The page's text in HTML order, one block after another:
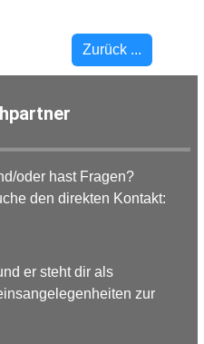
Zurück ...
oder hast Fragen?
den direkten Kontakt:
er steht dir als
zur